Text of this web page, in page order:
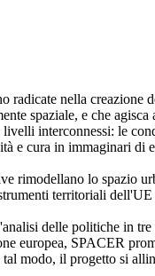
radicate nella
spaziale, e che
interconnessi: le
e cura in immaginari di
rimodellano lo spazio
territoriali
delle politiche in
europea, SPACER
modo, il progetto si